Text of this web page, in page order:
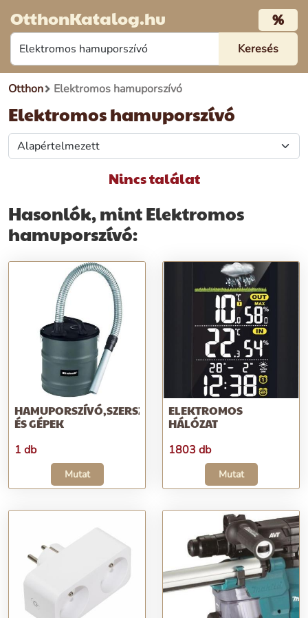
OtthonKatalog.hu %
Otthon Elektromos hamuporszívó
Elektromos hamuporszívó
Nincs találat
Hasonlók, mint Elektromos
hamuporszívó:
HAMUPORSZÍVÓ,SZERSZÁMOK
ÉS GÉPEK
1 db
Mutat
ELEKTROMOS
HÁLÓZAT
1803 db
Mutat